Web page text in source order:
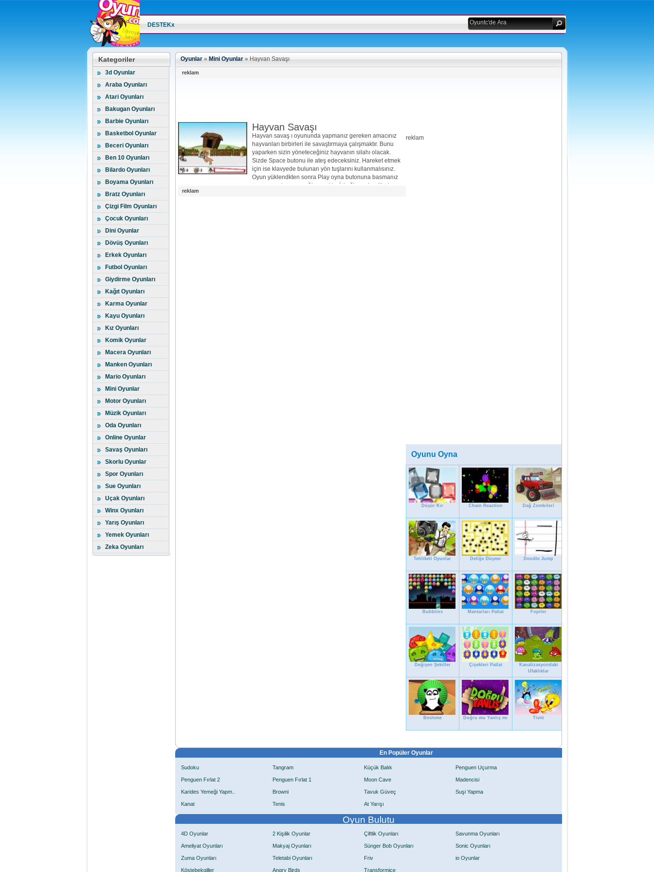
DESTEKx
Kategoriler
3d Oyunlar
Araba Oyunları
Atari Oyunları
Bakugan Oyunları
Barbie Oyunları
Basketbol Oyunlar
Beceri Oyunları
Ben 10 Oyunları
Bilardo Oyunları
Boyama Oyunları
Bratz Oyunları
Çizgi Film Oyunları
Çocuk Oyunları
Dini Oyunlar
Dövüş Oyunları
Erkek Oyunları
Futbol Oyunları
Giydirme Oyunları
Kağıt Oyunları
Karma Oyunlar
Kayu Oyunları
Kız Oyunları
Komik Oyunlar
Macera Oyunları
Manken Oyunları
Mario Oyunları
Mini Oyunlar
Motor Oyunları
Müzik Oyunları
Oda Oyunları
Online Oyunlar
Savaş Oyunları
Skorlu Oyunlar
Spor Oyunları
Sue Oyunları
Uçak Oyunları
Winx Oyunları
Yarış Oyunları
Yemek Oyunları
Zeka Oyunları
Oyunlar » Mini Oyunlar »Hayvan Savaşı
reklam
Hayvan Savaşı
Hayvan savaş ı oyununda yapmanız gereken amacınız
hayvanları birbirleri ile savaştırmaya çalışmaktır. Bunu
yaparken sizin yöneteceğiniz hayvanın silahı olacak.
Sizde Space butonu ile ateş edeceksiniz. Hareket etmek
için ise klavyede bulunan yön tuşlarını kullanmalısınız.
Oyun yüklendkten sonra Play oyna butonuna basmanız
oyunun açılmasını sağlayacaktır. İyi eğlenceler dileriz..
reklam
reklam
Oyunu Oyna
Düşür Kır Chain Reaction Dağ Zombileri
Tehlikeli Oyunlar Deliğe Düşme Doodle Jump
Bubblins Mantarları Patlat Fopiler
Değişen Şekiller Çiçekleri Patlat
Kanalizasyondaki
Ufaklıklar
Besleme Doğru mu Yanlış mı Tiviti
En Popüler Oyunlar
Sudoku Tangram Küçük Balık Penguen Uçurma
Penguen Fırlat 2 Penguen Fırlat 1 Moon Cave Madencisi
Karides Yemeği Yapm.. Browni Tavuk Güveç Suşi Yapma
Kanat Tenis At Yarışı
Oyun Bulutu
4D Oyunlar 2 Kişilik Oyunlar Çiftlik Oyunları Savunma Oyunları
Ameliyat Oyunları Makyaj Oyunları Sünger Bob Oyunları Sonic Oyunları
Zuma Oyunları Teletabi Oyunları Friv io Oyunlar
Köstebekgiller Angry Birds Transformice